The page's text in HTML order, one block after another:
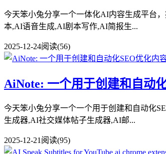
今天笨小兔分享一个一体化AI内容生成平台
本,AI语音生成,AI剧本写作,AI简报生...
2025-12-24阅读(56)
AiNote: 一个用于创建和自动
今天笨小兔分享一个一个用于创建和自动化
生成器,AI社交媒体帖子生成器,AI邮...
2025-12-21 阅读(95)